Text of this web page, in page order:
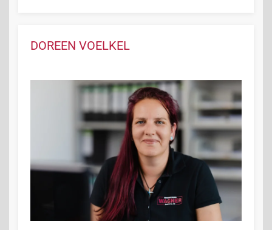
DOREEN VOELKEL